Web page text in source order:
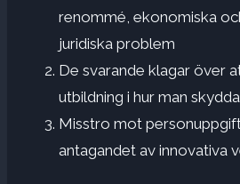
renommé, ekonomiska
juridiska problem
De svarande klagar över
utbildning i hur man
Misstro mot
antagandet av innovativa